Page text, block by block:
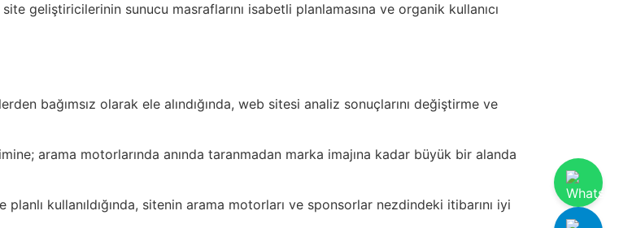
geliştiricilerinin sunucu masraflarını isabetli planlamasına ve organik kullanıcı
bağımsız olarak ele alındığında, web sitesi analiz sonuçlarını değiştirme ve
arama motorlarında anında taranmadan marka imajına kadar büyük bir alanda
kullanıldığında, sitenin arama motorları ve sponsorlar nezdindeki itibarını iyi